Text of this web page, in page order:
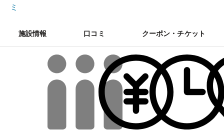
ミ
施設情報 口コミ クーポン・チケット